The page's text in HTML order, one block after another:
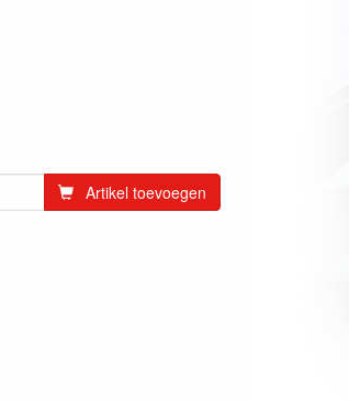
Artikel toevoegen